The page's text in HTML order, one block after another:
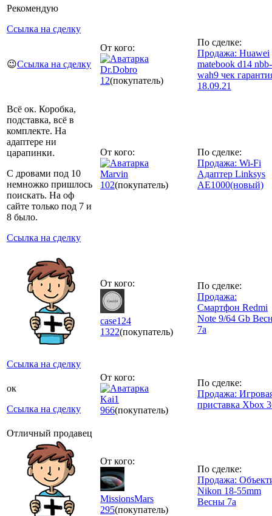
Рекомендую
Ссылка на сделку
😉Ссылка на сделку
От кого:
Dr.Dobro
12(покупатель)
По сделке:
Продажа: Huawei
matebook d14 nbb-
wah9 чек
18.09.21
Всё ок. Коробка,
подставка, всё в
комплекте. На
адаптере ни
царапинки.
С дровами под 10
немножко пришлось
поискать. На оф
сайте только под 7 и
8 было.
Ссылка на сделку
От кого:
Marvin
102(покупатель)
По сделке:
Продажа: Wi-Fi
Адаптер Linksys
AE1000(новый)
Ссылка на сделку
От кого:
case124
1322(покупатель)
По сделке:
Продажа:
Смартфон Redmi
Note 9/64 Gb
7а
ок
Ссылка на сделку
От кого:
Kai1
966(покупатель)
По сделке:
Продажа:
приставка Xbox
Отличный продавец
От кого:
MissionsMars
295(покупатель)
По сделке:
Продажа:
Nikon 18-55mm
Весны 7а